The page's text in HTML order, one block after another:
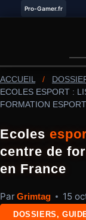
Pro-Gamer.fr
ACCUEIL /
ECOLES ESPORT :
FORMATION
Ecoles
centre de
en France
ParGrimtag 15
DOSSIERS,